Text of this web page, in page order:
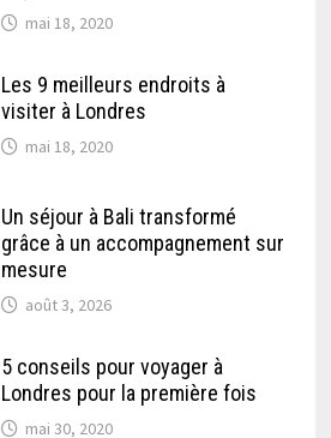
mai 18, 2020
Les 9 meilleurs endroits à
visiter à Londres
mai 18, 2020
Un séjour à Bali transformé
grâce à un accompagnement sur
mesure
août 3, 2026
5 conseils pour voyager à
Londres pour la première fois
mai 30, 2020